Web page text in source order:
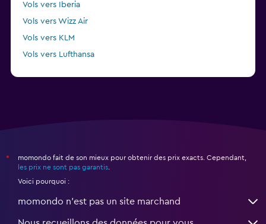
Vols vers Iberia
Vols vers Wizz Air
Vols vers KLM
Vols vers Lufthansa
*
momondo fait de son mieux pour obtenir des prix exacts. Cependant,
les prix ne sont pas garantis
Voici pourquoi :
momondo n'est pas un site marchand